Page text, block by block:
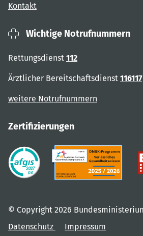
Kontakt
Wichtige Notrufnummern
Rettungsdienst 112
Ärztlicher Bereitschaftsdienst 116117
weitere Notrufnummern
Zertifizierungen
© Copyright 2026
Datenschutz
Impressum